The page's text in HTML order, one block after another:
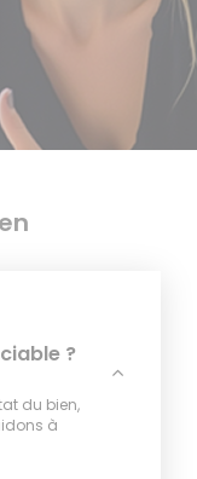
?
du bien,
à